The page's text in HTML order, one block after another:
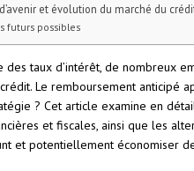
et évolution du marché du
futurs possibles
des taux d’intérêt, de nombreux
Le remboursement anticipé
? Cet article examine en
et fiscales, ainsi que les
et potentiellement économiser